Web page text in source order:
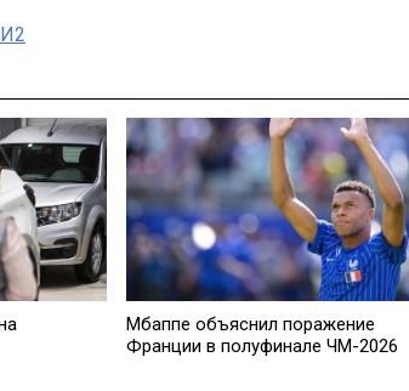
Мбаппе объяснил поражение
Франции в полуфинале ЧМ-2026